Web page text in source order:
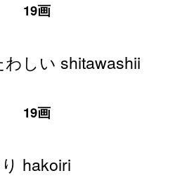
19画
わしい shitawashii
19画
hakoiri